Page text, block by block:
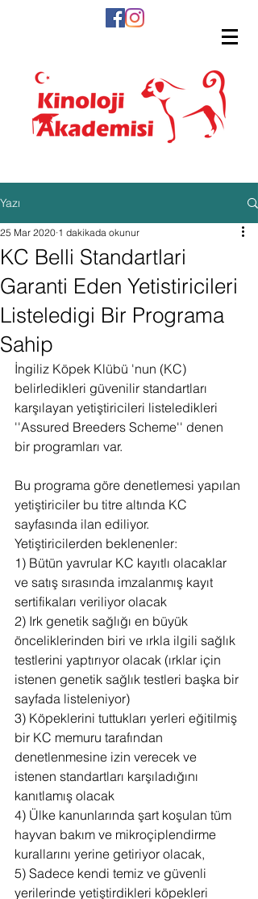
Yazı
KC Belli Standartlari
Garanti Eden Yetistiricileri
Listeledigi Bir Programa
Sahip
25 Mar 2020 1 dakikada okunur
İngiliz Köpek Klübü 'nun (KC)
belirledikleri güvenilir standartları
karşılayan yetiştiricileri listeledikleri
''Assured Breeders Scheme'' denen
bir programları var.
Bu programa göre denetlemesi yapılan
yetiştiriciler bu titre altında KC
sayfasında ilan ediliyor.
Yetiştiricilerden beklenenler:
1) Bütün yavrular KC kayıtlı olacaklar
ve satış sırasında imzalanmış kayıt
sertifikaları veriliyor olacak
2) Irk genetik sağlığı en büyük
önceliklerinden biri ve ırkla ilgili sağlık
testlerini yaptırıyor olacak (ırklar için
istenen genetik sağlık testleri başka bir
sayfada listeleniyor)
3) Köpeklerini tuttukları yerleri eğitilmiş
bir KC memuru tarafından
denetlenmesine izin verecek ve
istenen standartları karşıladığını
kanıtlamış olacak
4) Ülke kanunlarında şart koşulan tüm
hayvan bakım ve mikroçiplendirme
kurallarını yerine getiriyor olacak,
5) Sadece kendi temiz ve güvenli
yerilerinde yetiştirdikleri köpekleri